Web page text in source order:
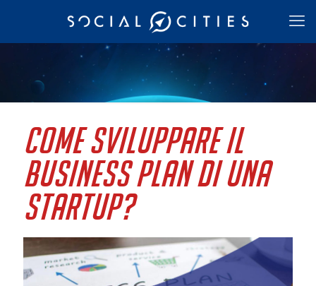
Come sviluppare il
business plan di una
Startup?